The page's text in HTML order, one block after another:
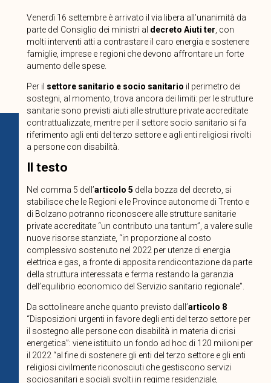
Venerdì 16 settembre è arrivato il via libera all’unanimità da
parte del Consiglio dei ministri al decreto Aiuti ter , con
molti interventi atti a contrastare il caro energia e sostenere
famiglie, imprese e regioni che devono affrontare un forte
aumento delle spese.
Per il settore sanitario e socio sanitario il perimetro dei
sostegni, al momento, trova ancora dei limiti: per le strutture
sanitarie sono previsti aiuti alle strutture private accreditate
contrattualizzate, mentre per il settore socio sanitario si fa
riferimento agli enti del terzo settore e agli enti religiosi rivolti
a persone con disabilità.
Il testo
Nel comma 5 dell’articolo 5 della bozza del decreto, si
stabilisce che le Regioni e le Province autonome di Trento e
di Bolzano potranno riconoscere alle strutture sanitarie
private accreditate “un contributo una tantum”, a valere sulle
nuove risorse stanziate, “in proporzione al costo
complessivo sostenuto nel 2022 per utenze di energia
elettrica e gas, a fronte di apposita rendicontazione da parte
della struttura interessata e ferma restando la garanzia
dell’equilibrio economico del Servizio sanitario regionale”.
Da sottolineare anche quanto previsto dall’articolo 8
“Disposizioni urgenti in favore degli enti del terzo settore per
il sostegno alle persone con disabilità in materia di crisi
energetica”: viene istituito un fondo ad hoc di 120 milioni per
il 2022 “al fine di sostenere gli enti del terzo settore e gli enti
religiosi civilmente riconosciuti che gestiscono servizi
sociosanitari e sociali svolti in regime residenziale,